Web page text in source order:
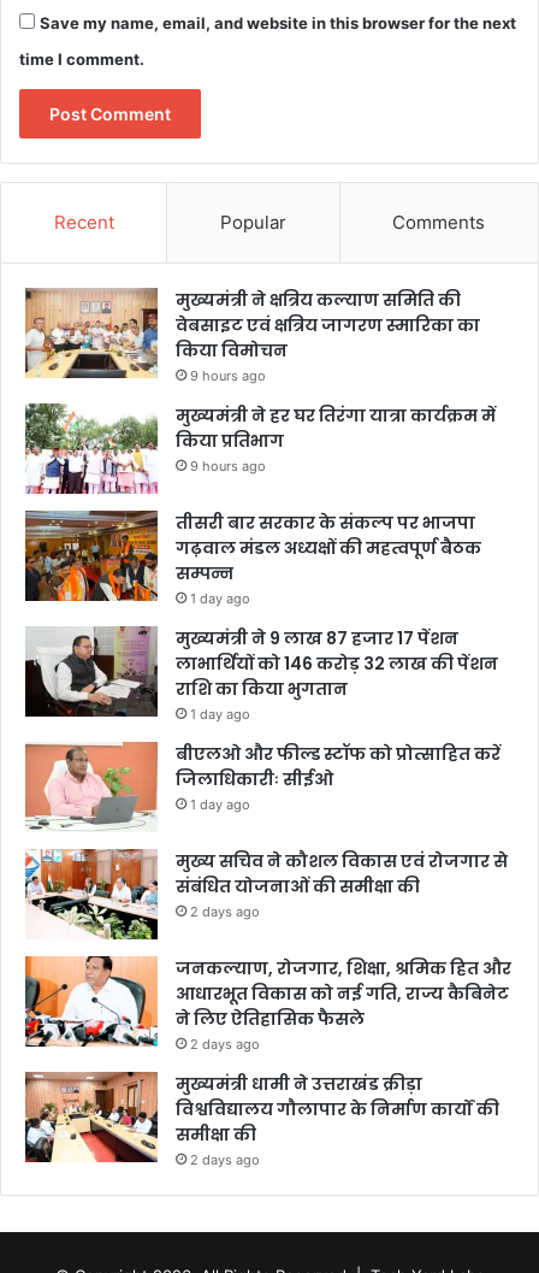
Save my name, email, and website in this browser for the next
time I comment.
Recent Popular Comments
मुख्यमंत्री ने क्षत्रिय कल्याण समिति की
वेबसाइट एवं क्षत्रिय जागरण स्मारिका का
किया विमोचन
9 hours ago
मुख्यमंत्री ने हर घर तिरंगा यात्रा कार्यक्रम में
किया प्रतिभाग
9 hours ago
तीसरी बार सरकार के संकल्प पर भाजपा
गढ़वाल मंडल अध्यक्षों की महत्वपूर्ण बैठक
सम्पन्न
1 day ago
मुख्यमंत्री ने 9 लाख 87 हजार 17 पेंशन
लाभार्थियों को 146 करोड़ 32 लाख की पेंशन
राशि का किया भुगतान
1 day ago
बीएलओ और फील्ड स्टॉफ को प्रोत्साहित करें
जिलाधिकारीः सीईओ
1 day ago
मुख्य सचिव ने कौशल विकास एवं रोजगार से
संबंधित योजनाओं की समीक्षा की
2 days ago
जनकल्याण, रोजगार, शिक्षा, श्रमिक हित और
आधारभूत विकास को नई गति, राज्य कैबिनेट
ने लिए ऐतिहासिक फैसले
2 days ago
मुख्यमंत्री धामी ने उत्तराखंड क्रीड़ा
विश्वविद्यालय गौलापार के निर्माण कार्यों की
समीक्षा की
2 days ago